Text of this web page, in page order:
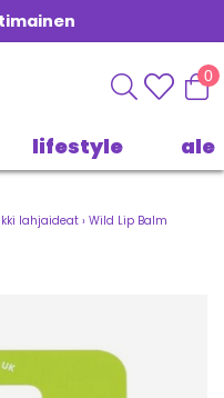
0
lifestyle ale
lahjaideat › Wild Lip Balm